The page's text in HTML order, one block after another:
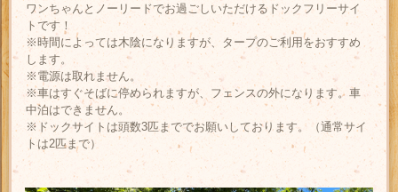
ワンちゃんとノーリードでお過ごしいただけるドックフリーサイ
トです！
※時間によっては木陰になりますが、タープのご利用をおすすめ
します。
※電源は取れません。
※車はすぐそばに停められますが、フェンスの外になります。車
中泊はできません。
※ドックサイトは頭数3匹まででお願いしております。（通常サイ
トは2匹まで）